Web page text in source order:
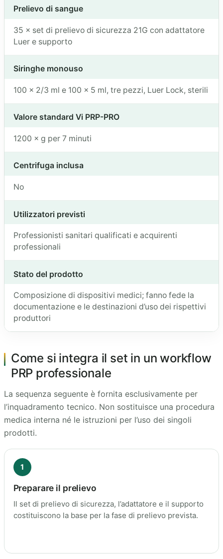
Prelievo di sangue
35 × set di prelievo di sicurezza 21G con adattatore
Luer e supporto
Siringhe monouso
100 × 2/3 ml e 100 × 5 ml, tre pezzi, Luer Lock, sterili
Valore standard Vi PRP-PRO
1200 × g per 7 minuti
Centrifuga inclusa
No
Utilizzatori previsti
Professionisti sanitari qualificati e acquirenti
professionali
Stato del prodotto
Composizione di dispositivi medici; fanno fede la
documentazione e le destinazioni d’uso dei rispettivi
produttori
Come si integra il set in un workflow
PRP professionale
La sequenza seguente è fornita esclusivamente per
l’inquadramento tecnico. Non sostituisce una procedura
medica interna né le istruzioni per l’uso dei singoli
prodotti.
1
Preparare il prelievo
Il set di prelievo di sicurezza, l’adattatore e il supporto
costituiscono la base per la fase di prelievo prevista.